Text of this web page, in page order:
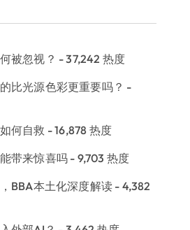
被忽视？ - 37,242 热度
比光源色彩更重要吗？ -
何自救 - 16,878 热度
带来惊喜吗 - 9,703 热度
BBA本土化深度解读 - 4,382